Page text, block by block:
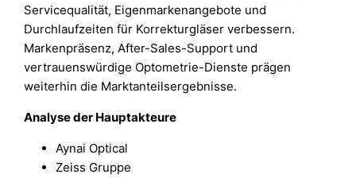
Servicequalität, Eigenmarkenangebote und
Durchlaufzeiten für Korrekturgläser verbessern.
Markenpräsenz, After-Sales-Support und
vertrauenswürdige Optometrie-Dienste prägen
weiterhin die Marktanteilsergebnisse.
Analyse der Hauptakteure
Aynai Optical
Zeiss Gruppe